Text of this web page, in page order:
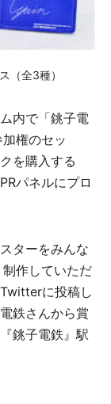
（全3種）
内で「銚子電
権のセッ
を購入する
パネルにプロ
ターをみんな
作していただ
に投稿し
鉄さんから賞
銚子電鉄』駅